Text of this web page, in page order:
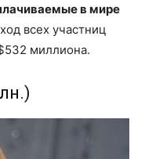
в мире
всех участниц
миллиона.